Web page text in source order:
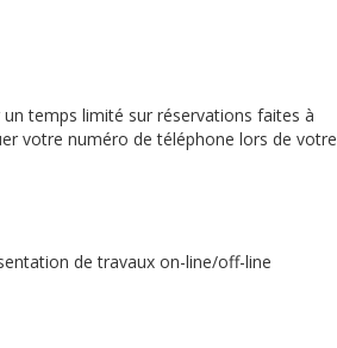
temps limité sur réservations faites à
votre numéro de téléphone lors de votre
de travaux on-line/off-line